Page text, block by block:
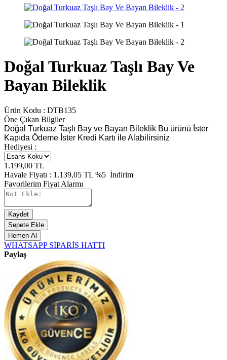
Doğal Turkuaz Taşlı Bay Ve
Bayan Bileklik
Ürün Kodu : DTB135
Öne Çıkan Bilgiler
Doğal Turkuaz Taşlı Bay ve Bayan Bileklik Bu ürünü İster
Kapıda Ödeme İster Kredi Kartı ile Alabilirsiniz
Hediyesi :
1.199,00 TL
Havale Fiyatı : 1.139,05 TL %5 İndirim
Favorilerim Fiyat Alarmı
Kaydet
Sepete Ekle
Hemen Al
WHATSAPP SİPARİŞ HATTI
Paylaş